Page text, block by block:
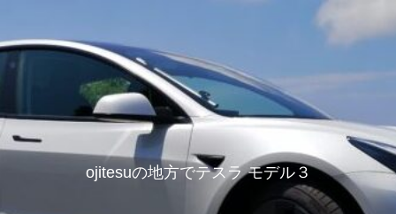
ojitesuの地方でテスラ モデル３